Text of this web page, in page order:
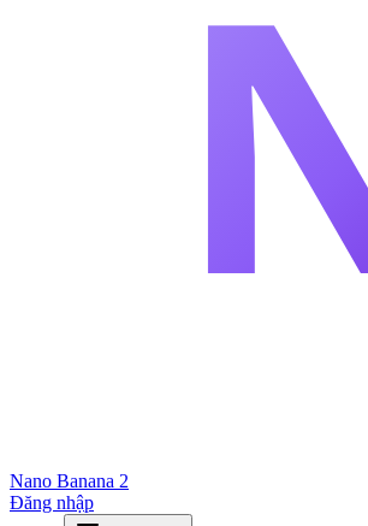
Nano Banana 2
Đăng nhập